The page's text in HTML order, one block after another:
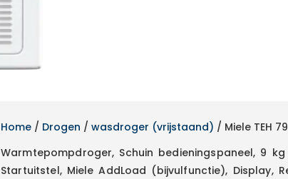
Home / Drogen /wasdroger (vrijstaand) / Miele TEH
Warmtepompdroger, Schuin bedieningspaneel, 9 kg
Startuitstel, Miele AddLoad (bijvulfunctie), Display,